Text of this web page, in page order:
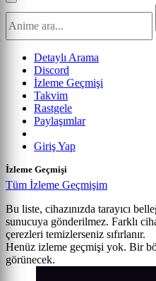
Detaylı Arama
Discord
İzleme Geçmişi
Takvim
Rastgele
Paylaşımlar
Giriş Yap
İzleme Geçmişi
Tüm İzleme Geçmişim
Bu liste, cihazınızda tarayıcı
sunucuya gönderilmez. Farklı
çerezleri temizlerseniz sıfırlanır.
Henüz izleme geçmişi yok. Bir
görünecek.